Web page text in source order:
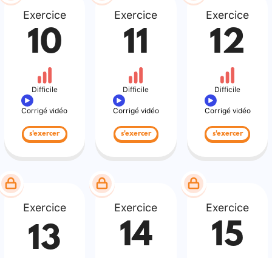
Exercice
10
Difficile
Corrigé vidéo
s'exercer
Exercice
11
Difficile
Corrigé vidéo
s'exercer
Exercice
12
Difficile
Corrigé vidéo
s'exercer
Exercice
13
Exercice
14
Exercice
15